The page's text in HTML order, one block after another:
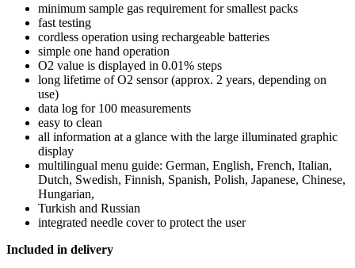
minimum sample gas requirement for smallest packs
fast testing
cordless operation using rechargeable batteries
simple one hand operation
O2 value is displayed in 0.01% steps
long lifetime of O2 sensor (approx. 2 years, depending on
use)
data log for 100 measurements
easy to clean
all information at a glance with the large illuminated graphic
display
multilingual menu guide: German, English, French, Italian,
Dutch, Swedish, Finnish, Spanish, Polish, Japanese, Chinese,
Hungarian,
Turkish and Russian
integrated needle cover to protect the user
Included in delivery